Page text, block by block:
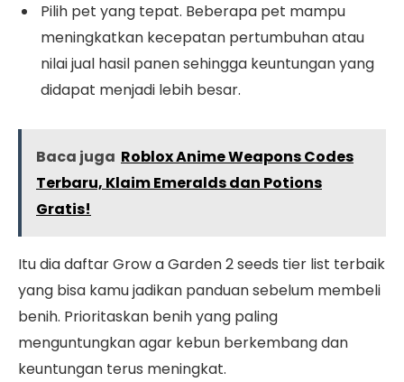
Pilih pet yang tepat. Beberapa pet mampu
meningkatkan kecepatan pertumbuhan atau
nilai jual hasil panen sehingga keuntungan yang
didapat menjadi lebih besar.
Baca juga Roblox Anime Weapons Codes
Terbaru, Klaim Emeralds dan Potions
Gratis!
Itu dia daftar Grow a Garden 2 seeds tier list terbaik
yang bisa kamu jadikan panduan sebelum membeli
benih. Prioritaskan benih yang paling
menguntungkan agar kebun berkembang dan
keuntungan terus meningkat.